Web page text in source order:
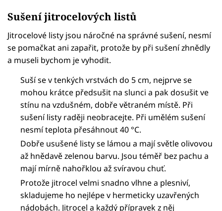
Sušení jitrocelových listů
Jitrocelové listy jsou náročné na správné sušení, nesmí
se pomačkat ani zapařit, protože by při sušení zhnědly
a museli bychom je vyhodit.
Suší se v tenkých vrstvách do 5 cm, nejprve se
mohou krátce předsušit na slunci a pak dosušit ve
stínu na vzdušném, dobře větraném místě. Při
sušení listy raději neobracejte. Při umělém sušení
nesmí teplota přesáhnout 40 °C.
Dobře usušené listy se lámou a mají světle olivovou
až hnědavě zelenou barvu. Jsou téměř bez pachu a
mají mírně nahořklou až svíravou chuť.
Protože jitrocel velmi snadno vlhne a plesniví,
skladujeme ho nejlépe v hermeticky uzavřených
nádobách. Jitrocel a každý přípravek z něj